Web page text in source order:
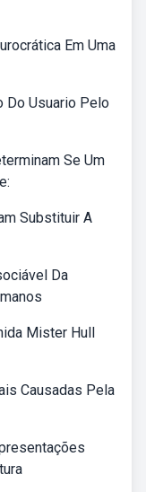
Em Uma
Do Usuario Pelo
Se Um
Substituir A
Da
Mister Hull
Causadas Pela